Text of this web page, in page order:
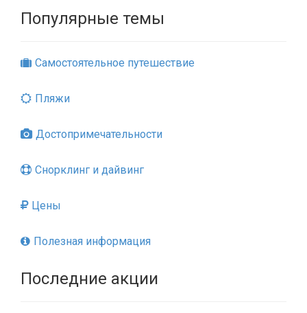
Популярные темы
Самостоятельное путешествие
Пляжи
Достопримечательности
Снорклинг и дайвинг
Цены
Полезная информация
Последние акции